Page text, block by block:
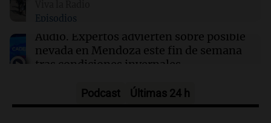
El sistema Lince permitió detener a
“Pescado”, prófugo ligado a la banda de
“Lichi” Romero
Episodios
Audio. Expertos advierten sobre posible
nevada en Mendoza este fin de semana
tras condiciones invernales
Audio.Padres presentes, pero
Podcast Últimas 24 h